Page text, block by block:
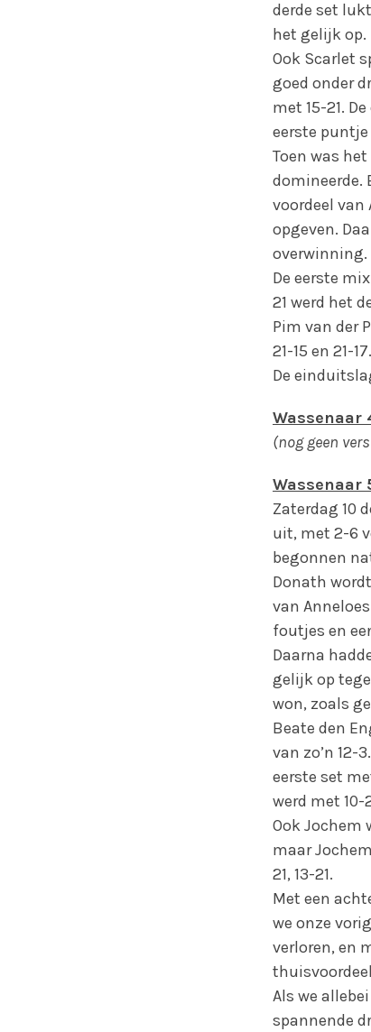
derde set
het gelijk op.
Ook Scarlet
goed onder
met 15-21.
eerste
Toen was
domineerde.
voordeel
opgeven.
overwinning.
De eerste
21 werd het
Pim van der
21-15 en 21-17.
De
Wassenaar
(nog geen
Wassenaar
Zaterdag 10
uit, met 2-6
begonnen
Donath
van
foutjes en
Daarna
gelijk op
won, zoals
Beate den
van zo’n 12-
eerste set
werd met 10-
Ook Jochem
maar
21, 13-21.
Met een
we onze
verloren, en
thuisvoordeel
Als we
spannende